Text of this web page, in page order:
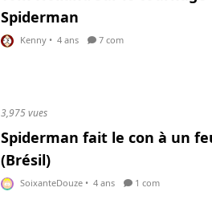
Spiderman
Kenny • 4 ans 7 com
3,975 vues
Spiderman fait le con à un
(Brésil)
SoixanteDouze • 4 ans 1 com